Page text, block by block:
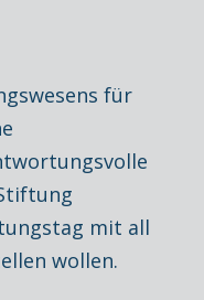
für
mit all
wollen.